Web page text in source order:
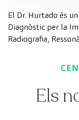
El Dr. Hurtado és
Diagnòstic per la
Radiografia,
Els